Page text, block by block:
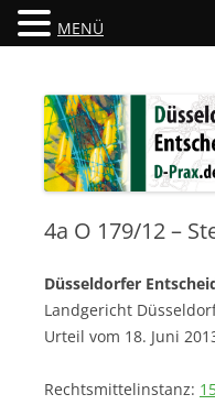
4a O 179/12 –
Düsseldorfer
Landgericht
Urteil vom 18. Juni
Rechtsmittelinstanz:
MENÜ